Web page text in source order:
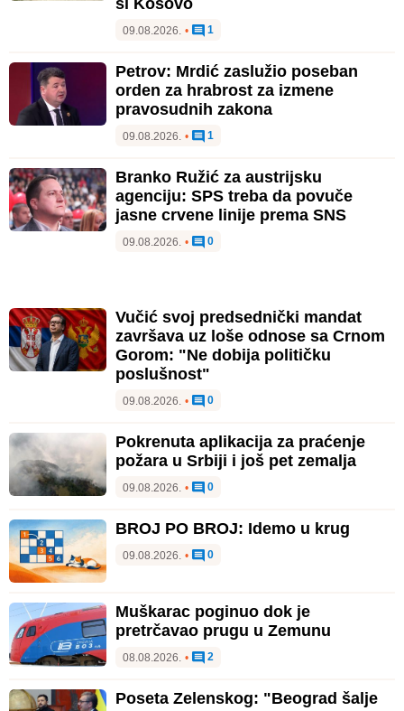
09.08.2026. • 1
Petrov: Mrdić zaslužio poseban
orden za hrabrost za izmene
pravosudnih zakona
09.08.2026. • 1
Branko Ružić za austrijsku
agenciju: SPS treba da povuče
jasne crvene linije prema SNS
09.08.2026. • 0
Vučić svoj predsednički mandat
završava uz loše odnose sa Crnom
Gorom: "Ne dobija političku
poslušnost"
09.08.2026. • 0
Pokrenuta aplikacija za praćenje
požara u Srbiji i još pet zemalja
09.08.2026. • 0
BROJ PO BROJ: Idemo u krug
09.08.2026. • 0
Muškarac poginuo dok je
pretrčavao prugu u Zemunu
08.08.2026. • 2
Poseta Zelenskog: "Beograd šalje